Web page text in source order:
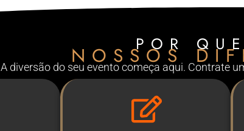
POR
NOSSOS
A diversão do seu evento começa aqui. Contrate